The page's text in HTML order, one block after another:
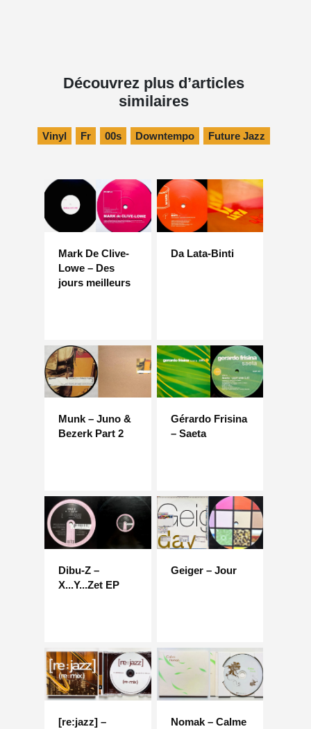
Découvrez plus d’articles
similaires
Vinyl Fr 00s Downtempo Future Jazz
Mark De Clive-
Lowe – Des
jours meilleurs
Da Lata-Binti
Munk – Juno &
Bezerk Part 2
Gérardo Frisina
– Saeta
Dibu-Z –
X...Y...Zet EP
Geiger – Jour
[re:jazz] –
Nomak – Calme